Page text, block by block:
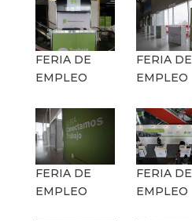
FERIA DE
EMPLEO
FERIA DE
EMPLEO
FERIA DE
EMPLEO
FERIA DE
EMPLEO